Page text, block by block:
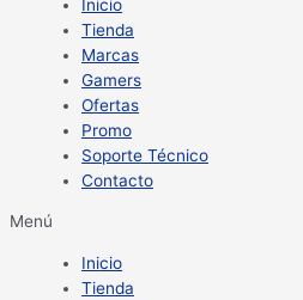
Inicio
Tienda
Marcas
Gamers
Ofertas
Promo
Soporte Técnico
Contacto
Menú
Inicio
Tienda